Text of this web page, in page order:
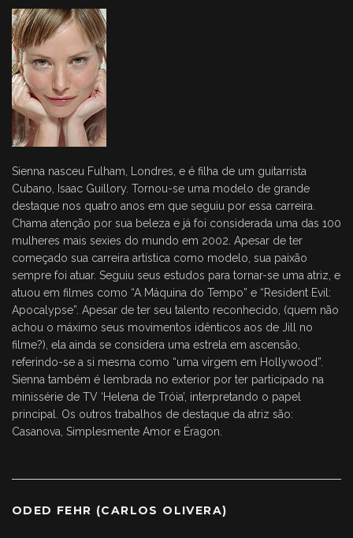
Sienna nasceu Fulham, Londres, e é filha de um guitarrista
Cubano, Isaac Guillory. Tornou-se uma modelo de grande
destaque nos quatro anos em que seguiu por essa carreira.
Chama atenção por sua beleza e já foi considerada uma das 100
mulheres mais sexies do mundo em 2002. Apesar de ter
começado sua carreira artística como modelo, sua paixão
sempre foi atuar. Seguiu seus estudos para tornar-se uma atriz, e
atuou em filmes como “A Máquina do Tempo” e “Resident Evil:
Apocalypse”. Apesar de ter seu talento reconhecido, (quem não
achou o máximo seus movimentos idênticos aos de Jill no
filme?), ela ainda se considera uma estrela em ascensão,
referindo-se a si mesma como “uma virgem em Hollywood”.
Sienna também é lembrada no exterior por ter participado na
minissérie de TV ‘Helena de Tróia’, interpretando o papel
principal. Os outros trabalhos de destaque da atriz são:
Casanova, Simplesmente Amor e Éragon.
ODED FEHR (CARLOS OLIVERA)